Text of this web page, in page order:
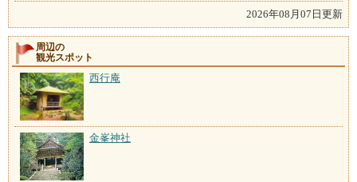
2026年08月07日更新
周辺の
観光スポット
西行庵
金峯神社